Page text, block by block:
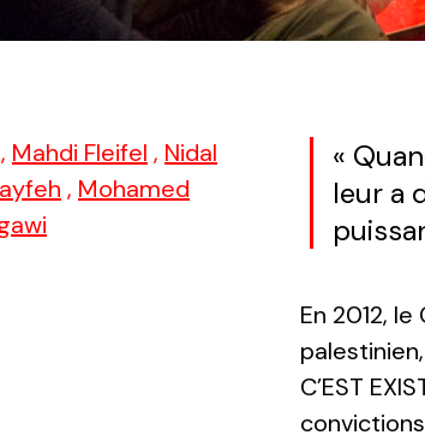
, Mahdi Fleifel , Nidal
, Mohamed
«
leur a
En 2012,
C’EST